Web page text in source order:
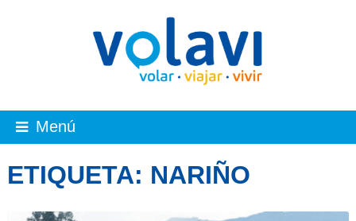
Menú
ETIQUETA: NARIÑO